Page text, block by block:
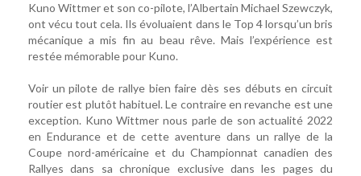
Kuno Wittmer et son co-pilote, l’Albertain Michael Szewczyk,
ont vécu tout cela. Ils évoluaient dans le Top 4 lorsqu’un bris
mécanique a mis fin au beau rêve. Mais l’expérience est
restée mémorable pour Kuno.
Voir un pilote de rallye bien faire dès ses débuts en circuit
routier est plutôt habituel. Le contraire en revanche est une
exception. Kuno Wittmer nous parle de son actualité 2022
en Endurance et de cette aventure dans un rallye de la
Coupe nord-américaine et du Championnat canadien des
Rallyes dans sa chronique exclusive dans les pages du